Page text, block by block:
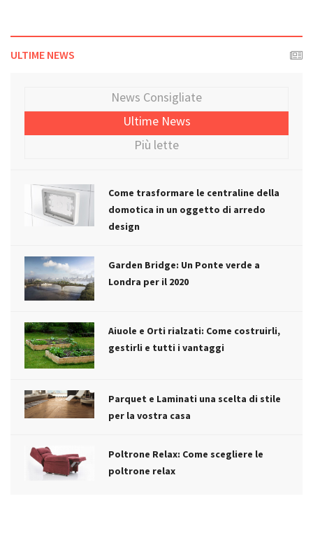
ULTIME NEWS
News Consigliate
Ultime News
Più lette
Come trasformare le centraline della
domotica in un oggetto di arredo
design
Garden Bridge: Un Ponte verde a
Londra per il 2020
Aiuole e Orti rialzati: Come costruirli,
gestirli e tutti i vantaggi
Parquet e Laminati una scelta di stile
per la vostra casa
Poltrone Relax: Come scegliere le
poltrone relax